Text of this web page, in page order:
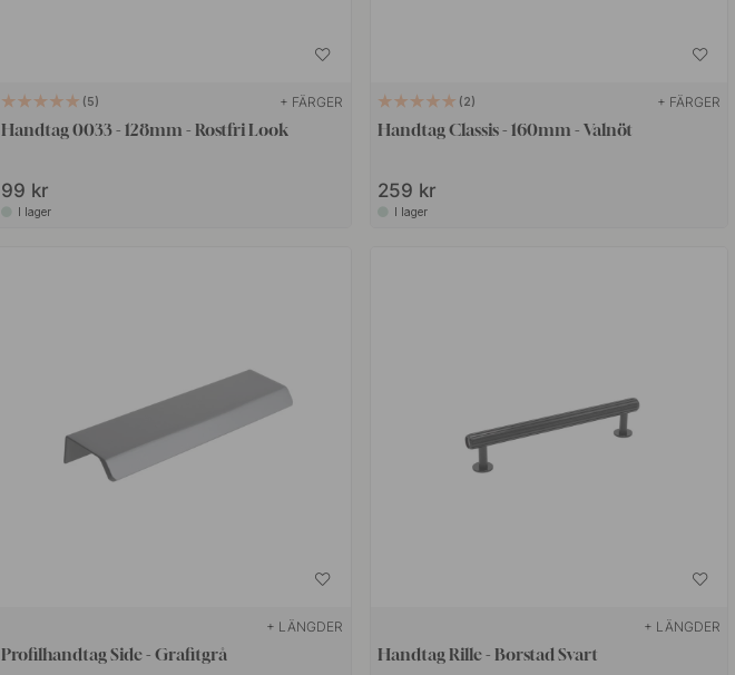
5 + FÄRGER
Handtag 0033 - 128mm - Rostfri Look
99 kr
I lager
2 + FÄRGER
Handtag Classis - 160mm - Valnöt
259 kr
I lager
+ LÄNGDER
Profilhandtag Side - Grafitgrå
+ LÄNGDER
Handtag Rille - Borstad Svart